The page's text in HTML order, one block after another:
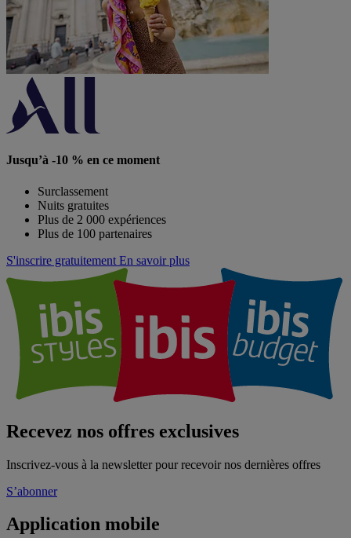
Jusqu’à -10 % en ce moment
Surclassement
Nuits gratuites
Plus de 2 000 expériences
Plus de 100 partenaires
S'inscrire gratuitement En savoir plus
Recevez nos offres exclusives
Inscrivez-vous à la newsletter pour recevoir nos dernières offres
S’abonner
Application mobile